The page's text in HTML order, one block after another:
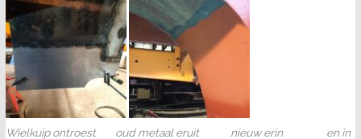
Wielkuip ontroest oud metaal eruit nieuw erin en in